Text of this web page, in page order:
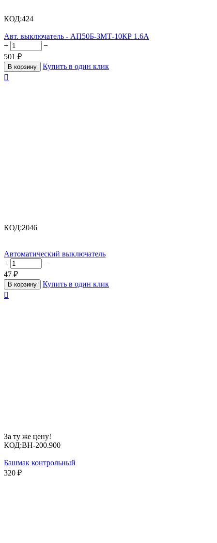
КОД:424
Авт. выключатель - АП50Б-3МТ-10КР 1.6А
+
−
501 ₽
В корзину
Купить в один клик

КОД:2046
Автоматический выключатель
+
−
47 ₽
В корзину
Купить в один клик

За ту же цену!
КОД:BH-200.900
Башмак контрольный
320 ₽